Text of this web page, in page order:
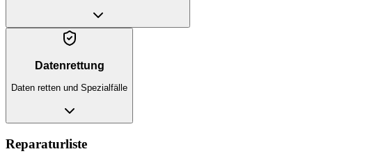
Datenrettung
Daten retten und Spezialfälle
Reparaturliste